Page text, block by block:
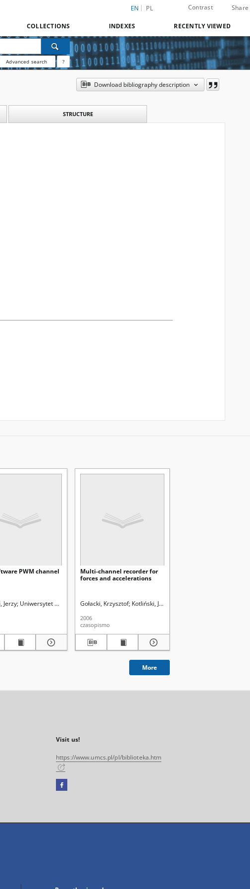
EN PL Contrast Share
COLLECTIONS INDEXES RECENTLY VIEWED
Advanced search ?
Download bibliography description
STRUCTURE
(Lublin)
PWM channel
Jerzy Uniwersytet Marii Curie-Skłodowskiej (Lublin)
Multi-channel recorder for
forces and accelerations
Gołacki, Krzysztof Kotliński, Jerzy
2006
czasopismo
More
Visit us!
https://www.umcs.pl/pl/biblioteka.htm
Facebook
open